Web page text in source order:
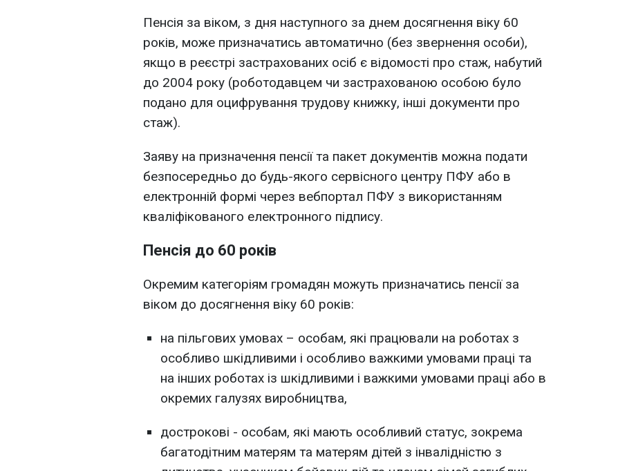
Пенсія за віком, з дня наступного за днем досягнення віку 60
років, може призначатись автоматично (без звернення особи),
якщо в реєстрі застрахованих осіб є відомості про стаж, набутий
до 2004 року (роботодавцем чи застрахованою особою було
подано для оцифрування трудову книжку, інші документи про
стаж).
Заяву на призначення пенсії та пакет документів можна подати
безпосередньо до будь-якого сервісного центру ПФУ або в
електронній формі через вебпортал ПФУ з використанням
кваліфікованого електронного підпису.
Пенсія до 60 років
Окремим категоріям громадян можуть призначатись пенсії за
віком до досягнення віку 60 років:
на пільгових умовах – особам, які працювали на роботах з
особливо шкідливими і особливо важкими умовами праці та
на інших роботах із шкідливими і важкими умовами праці або в
окремих галузях виробництва,
дострокові - особам, які мають особливий статус, зокрема
багатодітним матерям та матерям дітей з інвалідністю з